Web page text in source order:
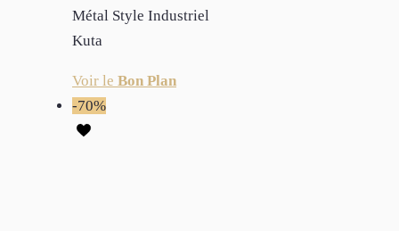
Métal Style Industriel
Kuta
Voir le Bon Plan
-70%